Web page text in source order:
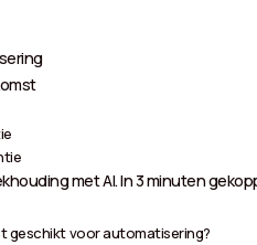
met AI. In 3 minuten
geschikt voor automatisering?